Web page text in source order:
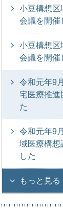
小豆構想区
会議を開催
小豆構想区
会議を開催
令和元年9
宅医療推進
た
令和元年9
域医療構想
した
もっと見る